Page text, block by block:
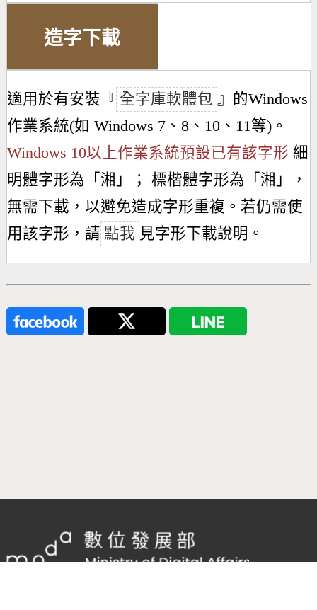
造字下載
適用於有安裝『 全字庫軟體包 』的Windows
作業系統(如 Windows 7、8、10、11等)。
Windows 10以上作業系統預設已有該字形 細
明體字形為「 湘 」； 標楷體字形為「 湘 」，
無需下載，以避免造成字形重複。若仍需使
用該字形，請 點我 見字形下載說明。